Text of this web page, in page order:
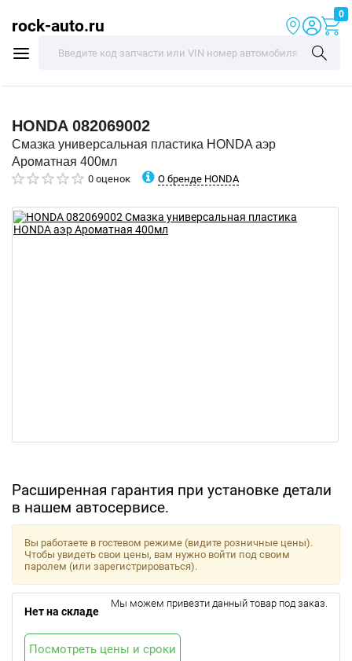
rock-auto.ru
0
HONDA 082069002
Смазка универсальная пластика HONDA аэр
Ароматная 400мл
0 оценок О бренде HONDA
Расширенная гарантия при установке детали
в нашем автосервисе.
Вы работаете в гостевом режиме (видите розничные цены).
Чтобы увидеть свои цены, вам нужно войти под своим
паролем (или зарегистрироваться).
Нет на складе
Мы можем привезти данный товар под заказ.
Посмотреть цены и сроки